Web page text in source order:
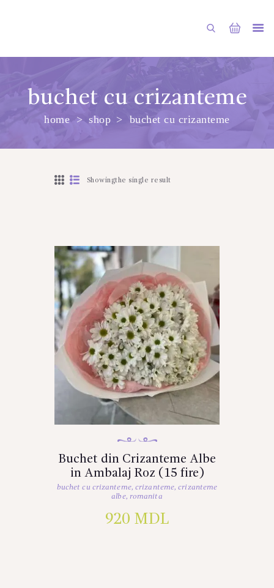
buchet cu crizanteme
home shop buchet cu crizanteme
PRINCIPALA
DESPRE NOI
Showingthe single result
Buchet din Crizanteme Albe
in Ambalaj Roz (15 fire)
buchet cu crizanteme, crizanteme,crizanteme
albe, romanita
920 MDL